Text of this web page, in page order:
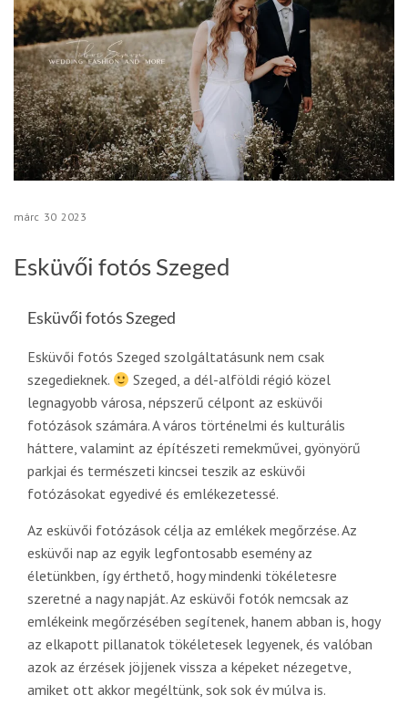
márc 30 2023
Esküvői fotós Szeged
Esküvői fotós Szeged
Esküvői fotós Szeged szolgáltatásunk nem csak
szegedieknek.
Szeged, a dél-alföldi régió közel
legnagyobb városa, népszerű célpont az esküvői
fotózások számára. A város történelmi és kulturális
háttere, valamint az építészeti remekművei, gyönyörű
parkjai és természeti kincsei teszik az esküvői
fotózásokat egyedivé és emlékezetessé.
Az esküvői fotózások célja az emlékek megőrzése. Az
esküvői nap az egyik legfontosabb esemény az
életünkben, így érthető, hogy mindenki tökéletesre
szeretné a nagy napját. Az esküvői fotók nemcsak az
emlékeink megőrzésében segítenek, hanem abban is, hogy
az elkapott pillanatok tökéletesek legyenek, és valóban
azok az érzések jöjjenek vissza a képeket nézegetve,
amiket ott akkor megéltünk, sok sok év múlva is.